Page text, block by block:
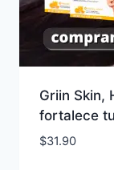
Griin Skin,
fortalece
$31.90